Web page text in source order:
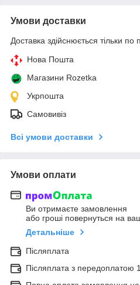
Умови доставки
Доставка здійснюється тільки по
Нова Пошта
Магазини Rozetka
Укрпошта
Самовивіз
Всі умови доставки
Умови оплати
Ви отримаєте замовлення
або гроші повернуться на
Детальніше
Післяплата
Післяплата з передоплатою